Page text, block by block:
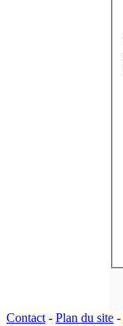
Contact - Plan du site -